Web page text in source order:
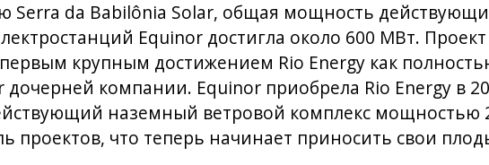
Serra da Babilônia Solar, общая мощность
Equinor достигла около 600 МВт. Проект
крупным достижением Rio Energy как
компании. Equinor приобрела Rio Energy в
наземный ветровой комплекс мощностью
проектов, что теперь начинает приносить свои